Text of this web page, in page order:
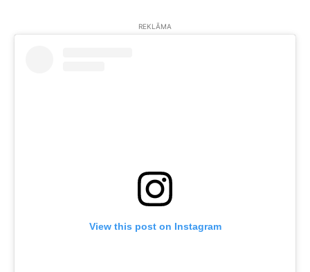
REKLĀMA
View this post on Instagram